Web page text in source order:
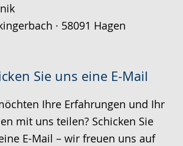
· 58091 Hagen
Sie uns eine E-Mail
Ihre Erfahrungen und Ihr
mit uns teilen? Schicken Sie
E-Mail – wir freuen uns auf